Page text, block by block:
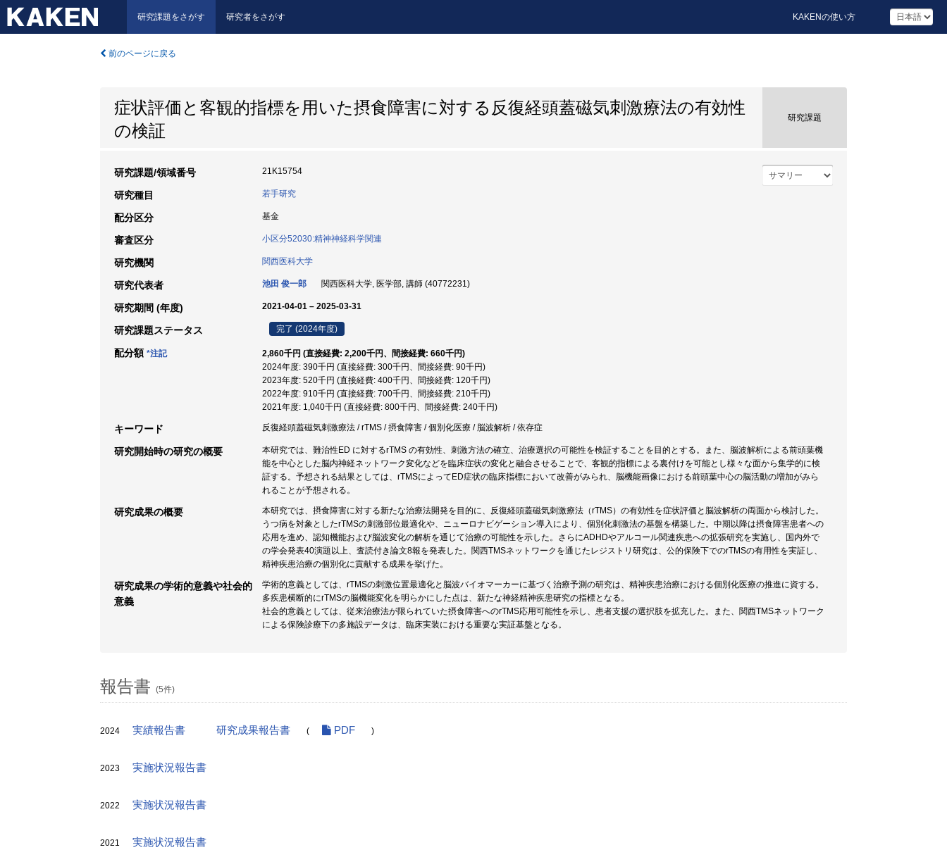
研究課題をさがす 研究者をさがす KAKENの使い方
前のページに戻る
症状評価と客観的指標を用いた摂食障害に対する反復経頭蓋磁気刺激療法の有効性
の検証
研究課題
研究課題/領域番号 21K15754
研究種目 若手研究
配分区分 基金
審査区分 小区分52030:精神神経科学関連
研究機関 関西医科大学
研究代表者 池田 俊一郎 関西医科大学, 医学部, 講師 (40772231)
研究期間 (年度) 2021-04-01 – 2025-03-31
研究課題ステータス 完了 (2024年度)
配分額 *注記
2,860千円 (直接経費: 2,200千円、間接経費: 660千円)
2024年度: 390千円 (直接経費: 300千円、間接経費: 90千円)
2023年度: 520千円 (直接経費: 400千円、間接経費: 120千円)
2022年度: 910千円 (直接経費: 700千円、間接経費: 210千円)
2021年度: 1,040千円 (直接経費: 800千円、間接経費: 240千円)
キーワード 反復経頭蓋磁気刺激療法 / rTMS / 摂食障害 / 個別化医療 / 脳波解析 / 依存症
研究開始時の研究の概要
本研究では、難治性ED に対するrTMS の有効性、刺激方法の確立、治療選択の可能性を検証することを目的とする。また、脳波解析による前頭葉機
能を中心とした脳内神経ネットワーク変化などを臨床症状の変化と融合させることで、客観的指標による裏付けを可能とし様々な面から集学的に検
証する。予想される結果としては、rTMSによってED症状の臨床指標において改善がみられ、脳機能画像における前頭葉中心の脳活動の増加がみら
れることが予想される。
研究成果の概要
本研究では、摂食障害に対する新たな治療法開発を目的に、反復経頭蓋磁気刺激療法（rTMS）の有効性を症状評価と脳波解析の両面から検討した。
うつ病を対象としたrTMSの刺激部位最適化や、ニューロナビゲーション導入により、個別化刺激法の基盤を構築した。中期以降は摂食障害患者への
応用を進め、認知機能および脳波変化の解析を通じて治療の可能性を示した。さらにADHDやアルコール関連疾患への拡張研究を実施し、国内外で
の学会発表40演題以上、査読付き論文8報を発表した。関西TMSネットワークを通じたレジストリ研究は、公的保険下でのrTMSの有用性を実証し、
精神疾患治療の個別化に貢献する成果を挙げた。
研究成果の学術的意義や社会的
意義
学術的意義としては、rTMSの刺激位置最適化と脳波バイオマーカーに基づく治療予測の研究は、精神疾患治療における個別化医療の推進に資する。
多疾患横断的にrTMSの脳機能変化を明らかにした点は、新たな神経精神疾患研究の指標となる。
社会的意義としては、従来治療法が限られていた摂食障害へのrTMS応用可能性を示し、患者支援の選択肢を拡充した。また、関西TMSネットワーク
による保険診療下の多施設データは、臨床実装における重要な実証基盤となる。
報告書 (5件)
2024 実績報告書 研究成果報告書 ( PDF )
2023 実施状況報告書
2022 実施状況報告書
2021 実施状況報告書